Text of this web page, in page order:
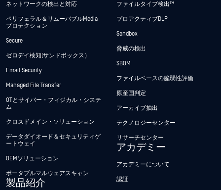
ネットワークの検出と対応
ペリフェラル＆リムーバブルMedia
プロテクション
Secure
ゼロデイ検知(サンドボックス）
Email Security
Managed File Transfer
OTとサイバー・フィジカル・システ
ム
クロスドメイン・ソリューション
データダイオード＆セキュリティゲ
ートウェイ
OEMソリューション
ポータブルマルウェアスキャン
製品紹介
ファイルタイプ検出™
プロアクティブDLP
Sandbox
脅威の検出
SBOM
ファイルベースの脆弱性評価
原産国判定
アーカイブ抽出
テクノロジーセンター
リサーチセンター
アカデミー
アカデミーについて
認証